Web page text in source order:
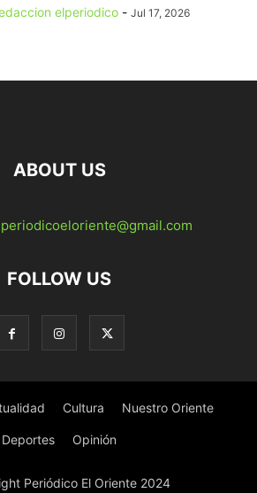
elperiodico - Jul 17, 2026
ABOUT US
periodicoeloriente@gmail.com
FOLLOW US
Cultura Nuestro Oriente
Deportes Opinión
Periódico El Oriente 2024